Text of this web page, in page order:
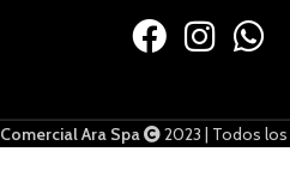
Comercial Ara Spa 2023 | Todos